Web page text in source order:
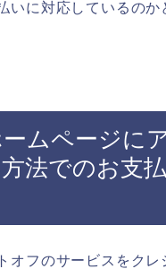
いに対応しているの
ムページに
法でのお支
オフのサービスをク